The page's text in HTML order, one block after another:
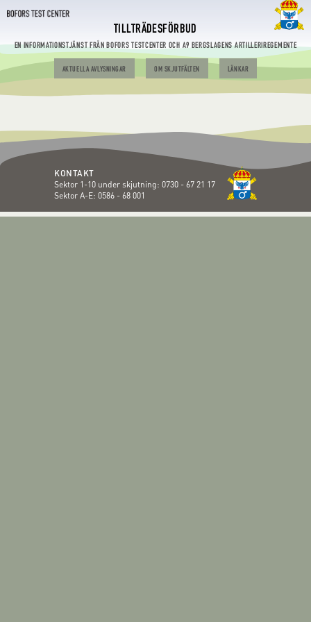
TILLTRÄDESFÖRBUD
EN INFORMATIONSTJÄNST FRÅN BOFORS TESTCENTER OCH A9 BERGSLAGENS ARTILLERIREGEMENTE
AKTUELLA AVLYSNINGAR OM SKJUTFÄLTEN LÄNKAR
KONTAKT
Sektor 1-10 under skjutning: 0730 - 67 21 17
Sektor A-E: 0586 - 68 001